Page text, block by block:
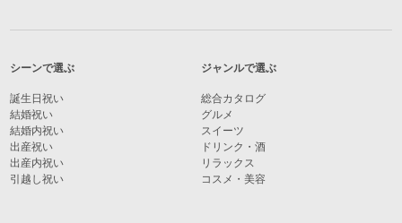
シーンで選ぶ
誕生日祝い
結婚祝い
結婚内祝い
出産祝い
出産内祝い
引越し祝い
ジャンルで選ぶ
総合カタログ
グルメ
スイーツ
ドリンク・酒
リラックス
コスメ・美容